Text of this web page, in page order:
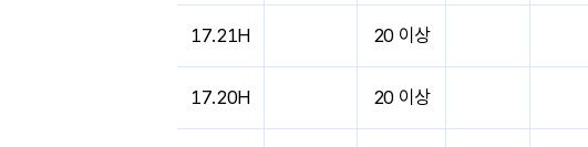
17.21H 20 이상
17.20H 20 이상